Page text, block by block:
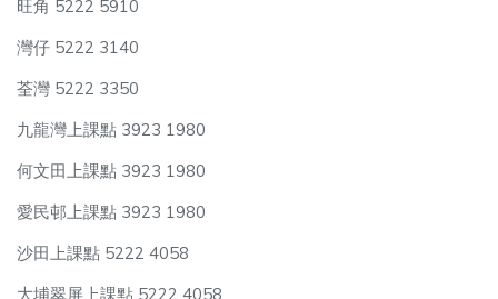
旺角 5222 5910
灣仔 5222 3140
荃灣 5222 3350
九龍灣上課點 3923 1980
何文田上課點 3923 1980
愛民邨上課點 3923 1980
沙田上課點 5222 4058
大埔翠屏上課點 5222 4058